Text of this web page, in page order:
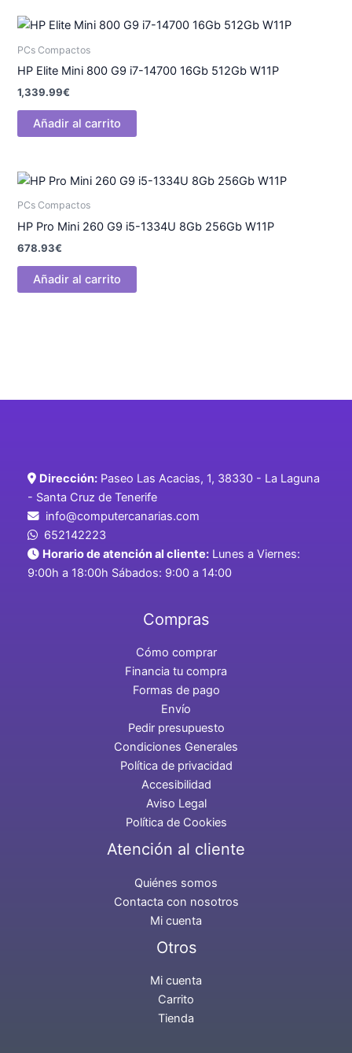
PCs Compactos
HP Elite Mini 800 G9 i7-14700 16Gb 512Gb W11P
1,339.99€
Añadir al carrito
PCs Compactos
HP Pro Mini 260 G9 i5-1334U 8Gb 256Gb W11P
678.93€
Añadir al carrito
Dirección: Paseo Las Acacias, 1, 38330 - La Laguna
- Santa Cruz de Tenerife
info@computercanarias.com
652142223
Horario de atención al cliente: Lunes a Viernes:
9:00h a 18:00h Sábados: 9:00 a 14:00
Compras
Cómo comprar
Financia tu compra
Formas de pago
Envío
Pedir presupuesto
Condiciones Generales
Política de privacidad
Accesibilidad
Aviso Legal
Política de Cookies
Atención al cliente
Quiénes somos
Contacta con nosotros
Mi cuenta
Otros
Mi cuenta
Carrito
Tienda